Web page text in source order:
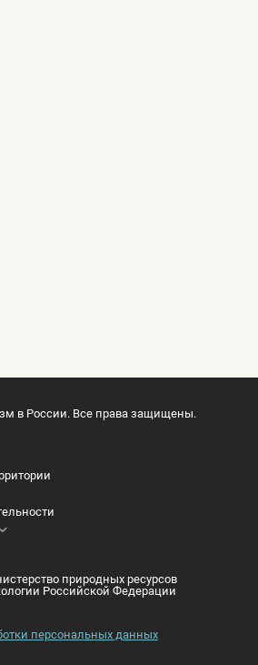
в России. Все права защищены.
природных ресурсов
Российской Федерации
персональных данных